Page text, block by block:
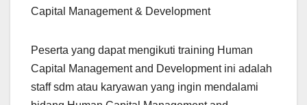
Capital Management & Development
Peserta yang dapat mengikuti training Human
Capital Management and Development ini adalah
staff sdm atau karyawan yang ingin mendalami